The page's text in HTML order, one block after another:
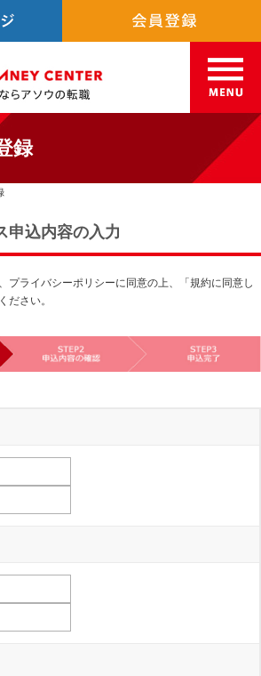
録
申込内容の入力
プライバシーポリシーに同意の上、「規約に同意し
ださい。